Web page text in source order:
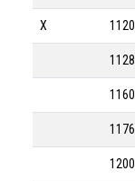
X 1120
1128
1160
1176
1200